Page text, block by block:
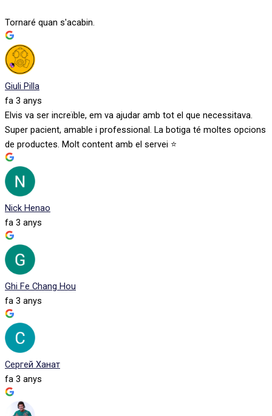
Tornaré quan s'acabin.
Giuli Pilla
fa 3 anys
Elvis va ser increïble, em va ajudar amb tot el que necessitava.
Super pacient, amable i professional. La botiga té moltes opcions
de productes. Molt content amb el servei ⭐️
Nick Henao
fa 3 anys
Ghi Fe Chang Hou
fa 3 anys
Сергей Ханат
fa 3 anys